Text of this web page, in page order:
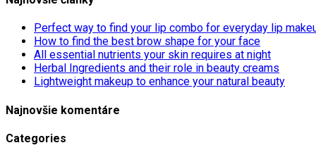
Perfect way to find your lip combo for everyday lip
How to find the best brow shape for your face
All essential nutrients your skin requires at night
Herbal Ingredients and their role in beauty creams
Lightweight makeup to enhance your natural beauty
Najnovšie komentáre
Categories